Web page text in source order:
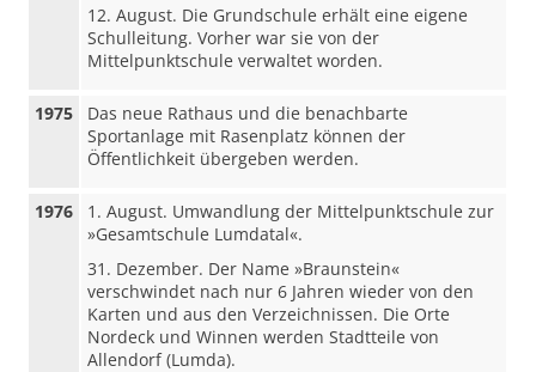
12. August. Die Grundschule erhält eine eigene
Schulleitung. Vorher war sie von der
Mittelpunktschule verwaltet worden.
1975
Das neue Rathaus und die benachbarte
Sportanlage mit Rasenplatz können der
Öffentlichkeit übergeben werden.
1976
1. August. Umwandlung der Mittelpunktschule zur
»Gesamtschule Lumdatal«.
31. Dezember. Der Name »Braunstein«
verschwindet nach nur 6 Jahren wieder von den
Karten und aus den Verzeichnissen. Die Orte
Nordeck und Winnen werden Stadtteile von
Allendorf (Lumda).